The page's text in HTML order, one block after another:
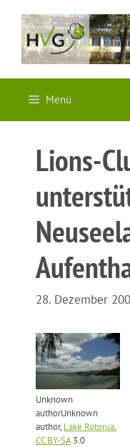
Inhalt
springen
Menü
Lions-
28. Dezember
Unknown
authorUnknown
author, Lake Rotorua,
CC BY-SA3.0